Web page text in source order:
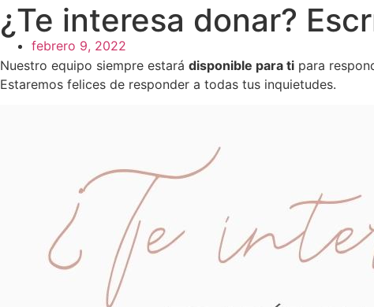
¿Te interesa donar?
febrero 9, 2022
Nuestro equipo siempre estará disponible para ti para
Estaremos felices de responder a todas tus inquietudes.